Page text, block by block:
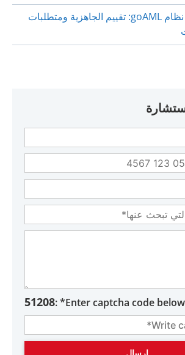
توافق الشركات مع نظام goAML: تقييم الجاهزية ومتطلبات
Enter captcha code below* :
51208